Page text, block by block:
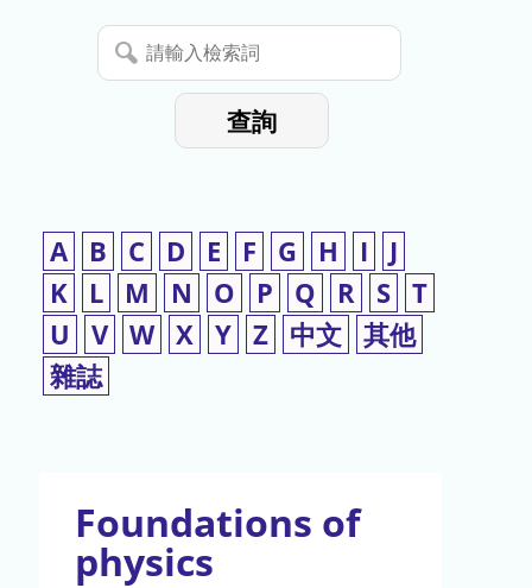
暫
停
請
輸
查詢
A B C D E F G H I
J
K
L M N O P Q R S T
U
V W X Y Z 中文 其他
雜誌
Foundations of
physics